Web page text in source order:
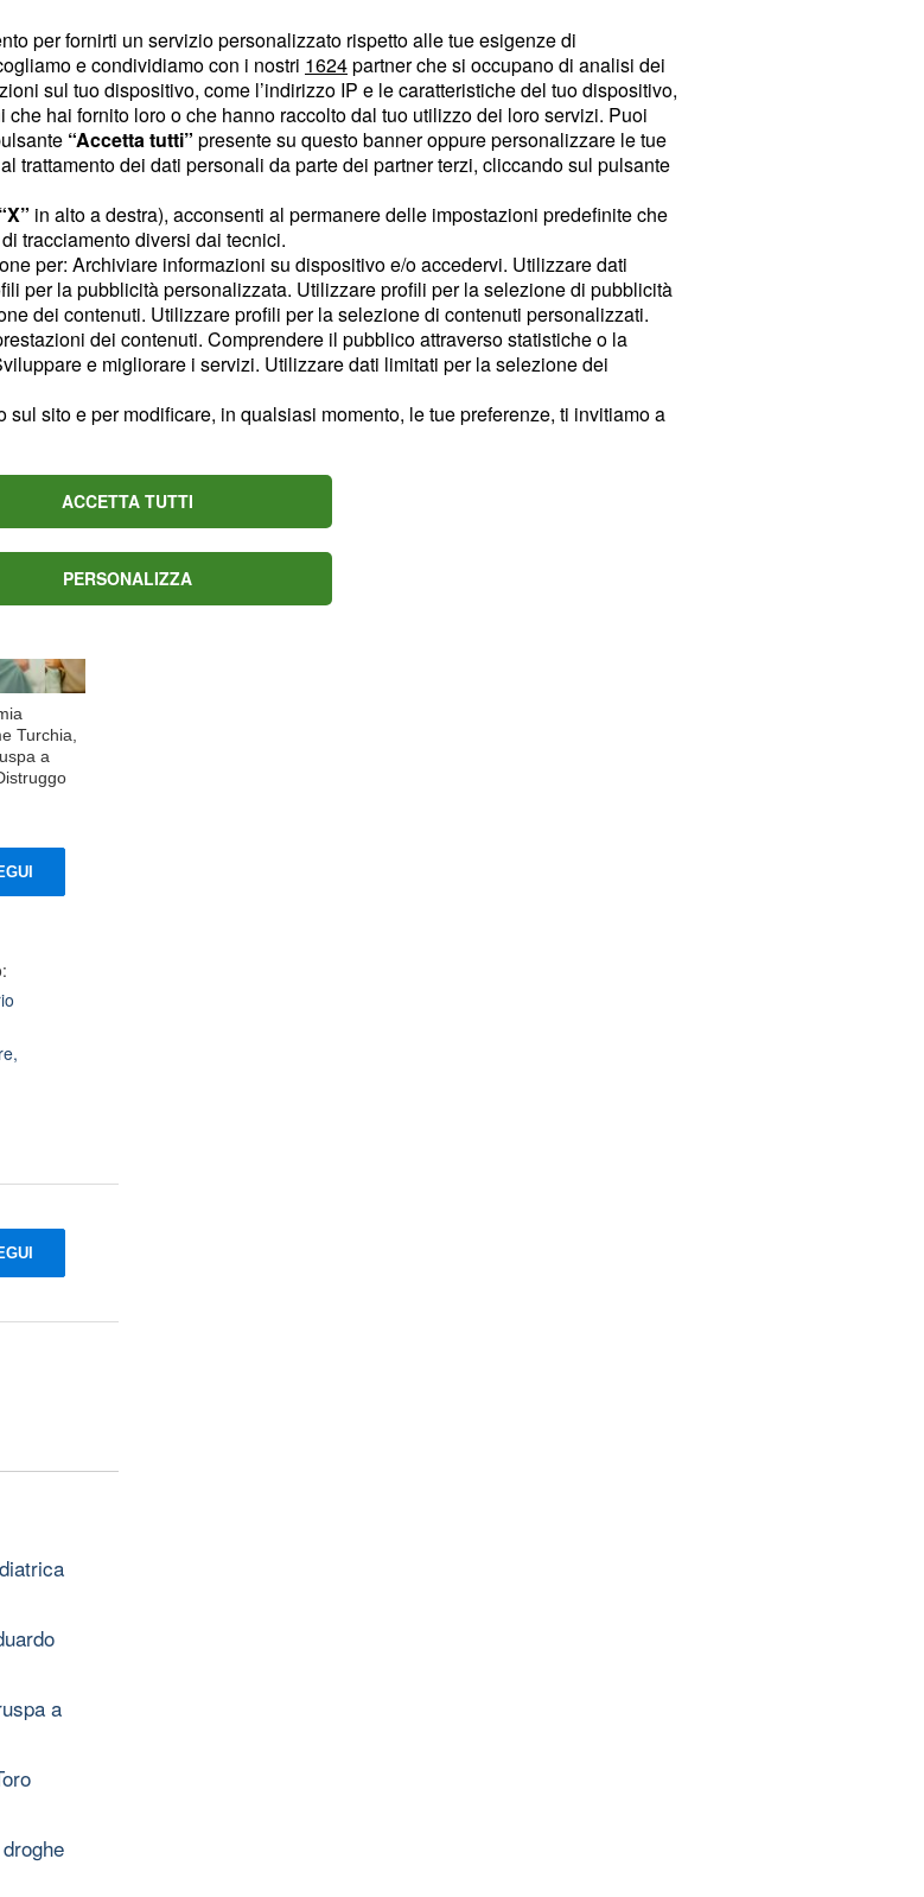
di
gomiti e
La
Turchia,
a
a
per fornirti un servizio personalizzato rispetto alle tue esigenze di
e condividiamo con i nostri 1624partner che si occupano di analisi dei
sul tuo dispositivo, come l’indirizzo IP e le caratteristiche del tuo dispositivo,
hai fornito loro o che hanno raccolto dal tuo utilizzo dei loro servizi. Puoi
“Accetta tutti” presente su questo banner oppure personalizzare le tue
trattamento dei dati personali da parte dei partner terzi, cliccando sul pulsante
“X” in alto a destra), acconsenti al permanere delle impostazioni predefinite che
tracciamento diversi dai tecnici.
per: Archiviare informazioni su dispositivo e/o accedervi. Utilizzare dati
per la pubblicità personalizzata. Utilizzare profili per la selezione di pubblicità
dei contenuti. Utilizzare profili per la selezione di contenuti personalizzati.
dei contenuti. Comprendere il pubblico attraverso statistiche o la
e migliorare i servizi. Utilizzare dati limitati per la selezione dei
sito e per modificare, in qualsiasi momento, le tue preferenze, ti invitiamo a
ACCETTA TUTTI
PERSONALIZZA